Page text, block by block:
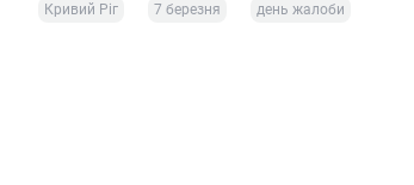
Кривий Ріг 7 березня день жалоби